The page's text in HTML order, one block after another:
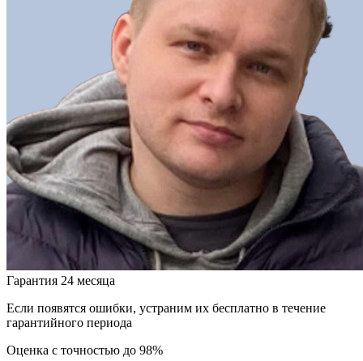
Гарантия 24 месяца
Если появятся ошибки, устраним их бесплатно в течение
гарантийного периода
Оценка с точностью до 98%